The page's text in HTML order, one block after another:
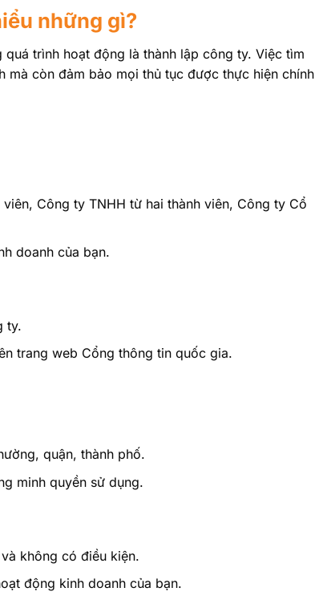
những gì?
trình hoạt động là thành lập công ty. Việc tìm
còn đảm bảo mọi thủ tục được thực hiện chính
Công ty TNHH từ hai thành viên, Công ty Cổ
doanh của bạn.
ty.
trang web Cổng thông tin quốc gia.
quận, thành phố.
minh quyền sử dụng.
không có điều kiện.
động kinh doanh của bạn.